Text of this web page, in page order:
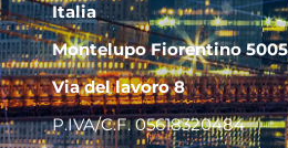
Italia
Montelupo Fiorentino
Via del lavoro 8
P.IVA/C.F. 05618320484